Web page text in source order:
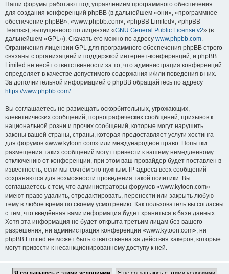
Наши форумы работают под управлением программного обеспечения
для создания конференций phpBB (в дальнейшем «они», «программное
обеспечение phpBB», «www.phpbb.com», «phpBB Limited», «phpBB
Teams»), выпущенного по лицензии «GNU General Public License v2» (в
дальнейшем «GPL»). Скачать его можно по адресу www.phpbb.com.
Ограничения лицензии GPL для программного обеспечения phpBB строго
связаны с организацией и поддержкой интернет-конференций, и phpBB
Limited не несёт ответственности за то, что администрация конференций
определяет в качестве допустимого содержания и/или поведения в них.
За дополнительной информацией о phpBB обращайтесь по адресу
https://www.phpbb.com/.
Вы соглашаетесь не размещать оскорбительных, угрожающих,
клеветнических сообщений, порнографических сообщений, призывов к
национальной розни и прочих сообщений, которые могут нарушить
законы вашей страны, страны, которая предоставляет услуги хостинга
для форумов «www.kytoon.com» или международное право. Попытки
размещения таких сообщений могут привести к вашему немедленному
отключению от конференции, при этом ваш провайдер будет поставлен в
известность, если мы сочтём это нужным. IP-адреса всех сообщений
сохраняются для возможности проведения такой политики. Вы
соглашаетесь с тем, что администраторы форумов «www.kytoon.com»
имеют право удалить, отредактировать, перенести или закрыть любую
тему в любое время по своему усмотрению. Как пользователь вы согласны
с тем, что введённая вами информация будет храниться в базе данных.
Хотя эта информация не будет открыта третьим лицам без вашего
разрешения, ни администрация конференции «www.kytoon.com», ни
phpBB Limited не может быть ответственна за действия хакеров, которые
могут привести к несанкционированному доступу к ней.